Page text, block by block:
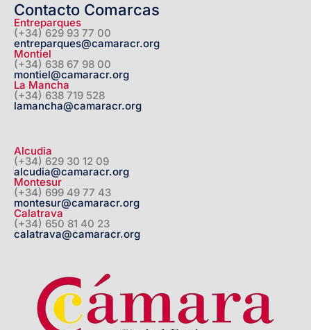
Contacto Comarcas
Entreparques
(+34) 629 93 77 00
entreparques@camaracr.org
Montiel
(+34) 638 67 98 00
montiel@camaracr.org
La Mancha
(+34) 638 719 528
lamancha@camaracr.org
Alcudia
(+34) 629 30 12 09
alcudia@camaracr.org
Montesur
(+34) 699 49 77 43
montesur@camaracr.org
Calatrava
(+34) 650 81 40 23
calatrava@camaracr.org